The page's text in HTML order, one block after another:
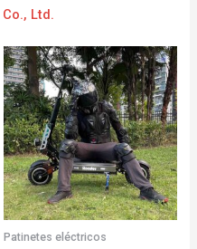
Ltd.
Patinetes eléctricos